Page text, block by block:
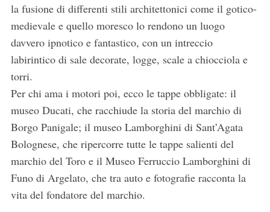
la fusione di differenti stili architettonici come il gotico-
medievale e quello moresco lo rendono un luogo
davvero ipnotico e fantastico, con un intreccio
labirintico di sale decorate, logge, scale a chiocciola e
torri.
Per chi ama i motori poi, ecco le tappe obbligate: il
museo Ducati, che racchiude la storia del marchio di
Borgo Panigale; il museo Lamborghini di Sant’Agata
Bolognese, che ripercorre tutte le tappe salienti del
marchio del Toro e il Museo Ferruccio Lamborghini di
Funo di Argelato, che tra auto e fotografie racconta la
vita del fondatore del marchio.